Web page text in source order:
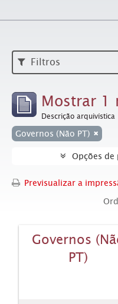
Filtros
Mostrar 1
Descrição arquivística
Governos (Não PT)
Opções de
Previsualizar a
Governos
PT)